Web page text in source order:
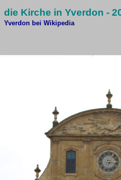
die Kirche in Yverdon -
Yverdon bei Wikipedia